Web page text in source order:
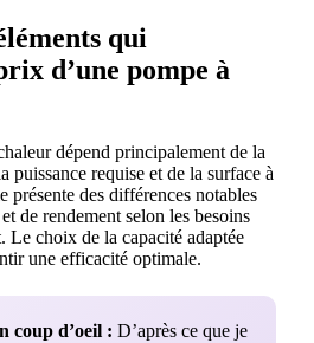
qui
d’une pompe à
dépend principalement de la
puissance requise et de la surface à
présente des différences notables
de rendement selon les besoins
Le choix de la capacité adaptée
une efficacité optimale.
coup d’oeil : D’après ce que je